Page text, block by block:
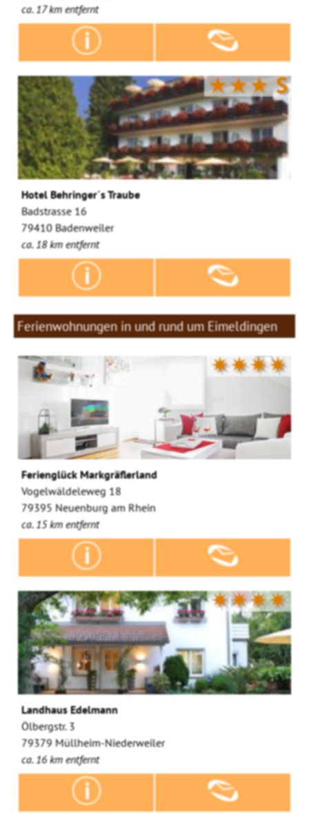
ca. 17 km entfernt
★★★S
Hotel Behringer´s Traube
Badstrasse 16
79410 Badenweiler
ca. 18 km entfernt
Ferienwohnungen in und rund um Eimeldingen
✷✷✷✷
Ferienglück Markgräflerland
Vogelwäldeleweg 18
79395 Neuenburg am Rhein
ca. 15 km entfernt
✷✷✷✷
Landhaus Edelmann
Ölbergstr. 3
79379 Müllheim-Niederweiler
ca. 16 km entfernt